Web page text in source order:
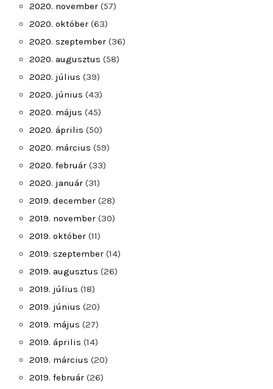
2020. november (57)
2020. október (63)
2020. szeptember (36)
2020. augusztus (58)
2020. július (39)
2020. június (43)
2020. május (45)
2020. április (50)
2020. március (59)
2020. február (33)
2020. január (31)
2019. december (28)
2019. november (30)
2019. október (11)
2019. szeptember (14)
2019. augusztus (26)
2019. július (18)
2019. június (20)
2019. május (27)
2019. április (14)
2019. március (20)
2019. február (26)